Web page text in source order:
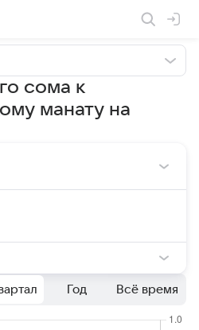
сома к
манату на
Год Всё время